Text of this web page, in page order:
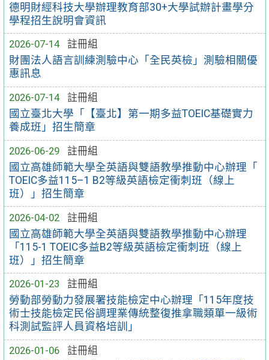
德明財經科技大學辦理教育部30+大學試辦計畫學分
學程招生說明會資訊
2026-07-14
註冊組
財團法人語言訓練測驗中心「全民英檢」測驗相關優
惠訊息
2026-07-14
註冊組
國立臺北大學「【臺北】第一期多益TOEIC基礎實力
養成班」招生簡章
2026-06-29
註冊組
國立高雄師範大學全英語與雙語教學推動中心辦理「
TOEIC多益115–1 B2等級英語檢定衝刺班（線上
班）」招生簡章
2026-04-02
註冊組
國立高雄師範大學全英語與雙語教學推動中心辦理
「115-1 TOEIC多益B2等級英語檢定衝刺班（線上
班）」招生簡章
2026-01-23
註冊組
勞動部勞動力發展署技能檢定中心辦理「115年度技
術士技能檢定民俗調理業傳統整復推拿職類單一級術
科測試監評人員資格培訓」
2026-01-06
註冊組